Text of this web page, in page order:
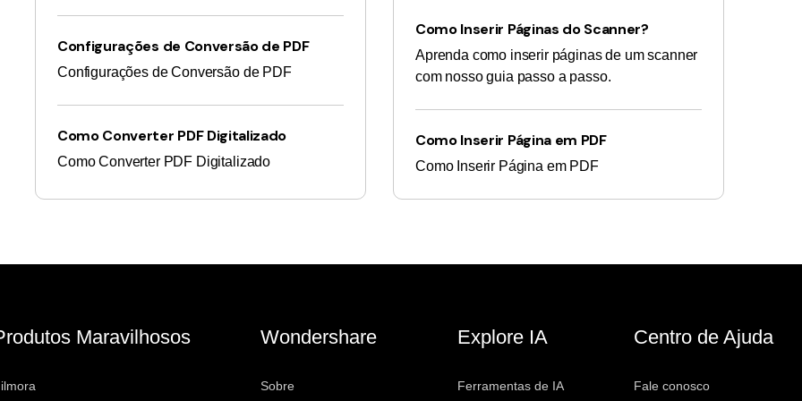
Configurações de Conversão de PDF
Configurações de Conversão de PDF
Como Converter PDF Digitalizado
Como Converter PDF Digitalizado
Como Inserir Páginas do Scanner?
Aprenda como inserir páginas de um scanner
com nosso guia passo a passo.
Como Inserir Página em PDF
Como Inserir Página em PDF
Maravilhosos Wondershare
Sobre
Explore IA
Ferramentas de IA
Centro de Ajuda
Fale conosco